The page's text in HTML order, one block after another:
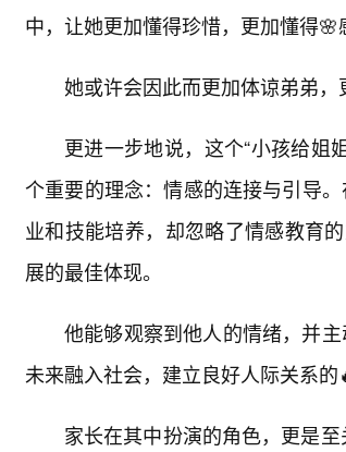
中，让她更加懂得珍惜，更加懂得🌸
她或许会因此而更加体谅弟弟，
更进一步地说，这个“小孩给姐
个重要的理念：情感的连接与引导
业和技能培养，却忽略了情感教育
展的最佳体现。
他能够观察到他人的情绪，并
未来融入社会，建立良好人际关系的
家长在其中扮演的角色，更是